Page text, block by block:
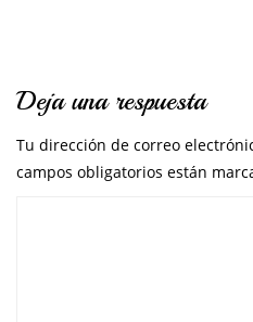
Deja una respuesta
Tu dirección de correo
campos obligatorios están